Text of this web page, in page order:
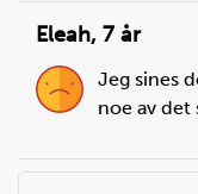
Eleah, 7 år
Jeg sines
noe av det